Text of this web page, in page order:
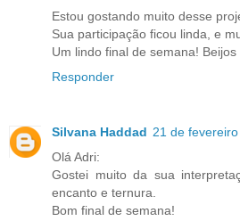
Estou gostando muito desse
Sua participação ficou linda, e
Um lindo final de semana! Beijos
Responder
Silvana Haddad 21 de
Olá Adri:
Gostei muito da sua
encanto e ternura.
Bom final de semana!